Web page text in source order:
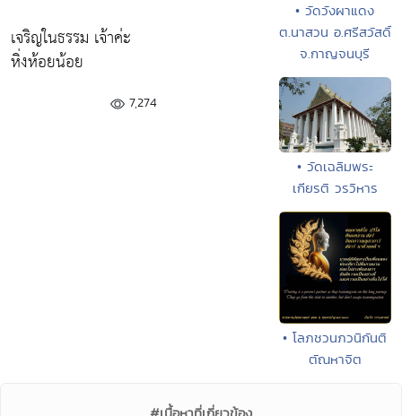
เจริญในธรรม เจ้าค่ะ
หิ่งห้อยน้อย
7,274
• วัดวังผาแดง
ต.นาสวน อ.ศรีสวัสดิ์
จ.กาญจนบุรี
• วัดเฉลิมพระ
เกียรติ วรวิหาร
• โลภชวนภวนิกันติ
ตัณหาจิต